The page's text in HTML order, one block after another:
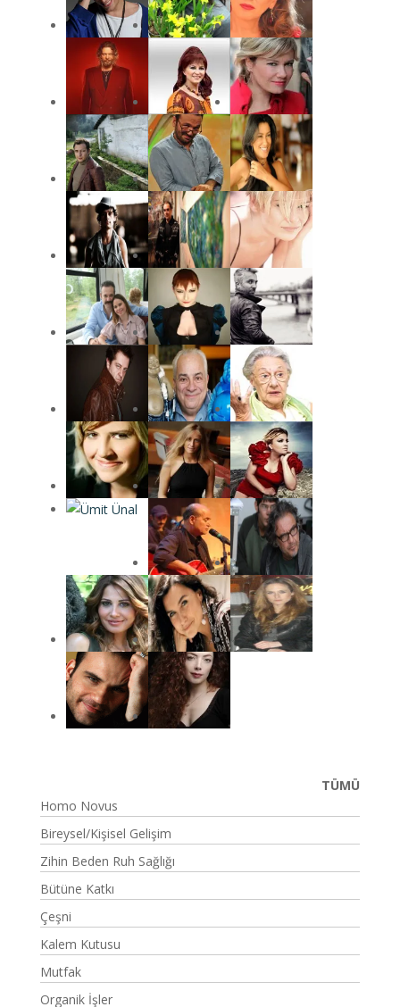
TÜMÜ
Homo Novus
Bireysel/Kişisel Gelişim
Zihin Beden Ruh Sağlığı
Bütüne Katkı
Çeşni
Kalem Kutusu
Mutfak
Organik İşler